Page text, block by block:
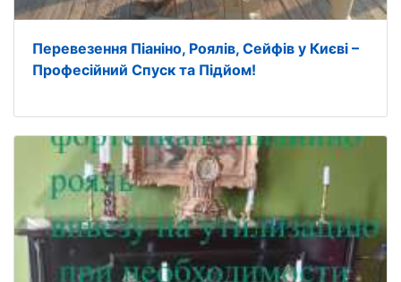
Перевезення Піаніно, Роялів, Сейфів у Києві –
Професійний Спуск та Підйом!